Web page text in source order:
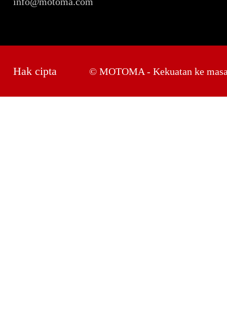
Hak cipta © MOTOMA - Kekuatan ke